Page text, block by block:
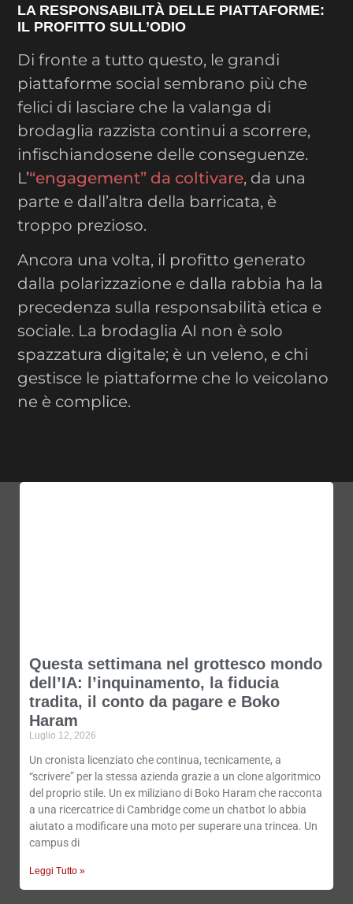
LA RESPONSABILITÀ DELLE PIATTAFORME:
IL PROFITTO SULL’ODIO
Di fronte a tutto questo, le grandi
piattaforme social sembrano più che
felici di lasciare che la valanga di
brodaglia razzista continui a scorrere,
infischiandosene delle conseguenze.
L’“engagement” da coltivare, da una
parte e dall’altra della barricata, è
troppo prezioso.
Ancora una volta, il profitto generato
dalla polarizzazione e dalla rabbia ha la
precedenza sulla responsabilità etica e
sociale. La brodaglia AI non è solo
spazzatura digitale; è un veleno, e chi
gestisce le piattaforme che lo veicolano
ne è complice.
Questa settimana nel grottesco mondo
dell’IA: l’inquinamento, la fiducia
tradita, il conto da pagare e Boko
Haram
Luglio 12, 2026
Un cronista licenziato che continua, tecnicamente, a
“scrivere” per la stessa azienda grazie a un clone algoritmico
del proprio stile. Un ex miliziano di Boko Haram che racconta
a una ricercatrice di Cambridge come un chatbot lo abbia
aiutato a modificare una moto per superare una trincea. Un
campus di
Leggi Tutto »